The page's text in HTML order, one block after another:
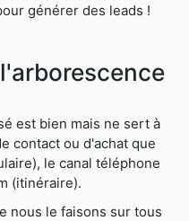
générer des leads !
est bien mais ne sert à
contact ou d'achat que
le canal téléphone
(itinéraire).
nous le faisons sur tous